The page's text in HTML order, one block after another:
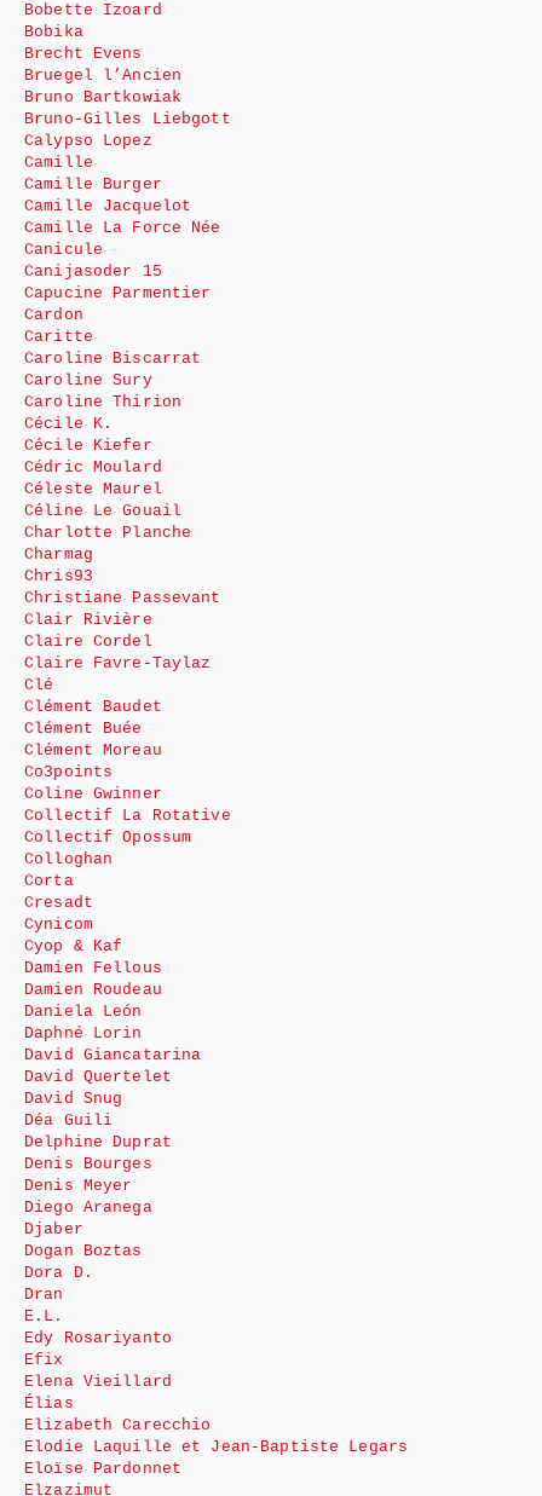
Bobette Izoard
Bobika
Brecht Evens
Bruegel l’Ancien
Bruno Bartkowiak
Bruno-Gilles Liebgott
Calypso Lopez
Camille
Camille Burger
Camille Jacquelot
Camille La Force Née
Canicule
Canijasoder 15
Capucine Parmentier
Cardon
Caritte
Caroline Biscarrat
Caroline Sury
Caroline Thirion
Cécile K.
Cécile Kiefer
Cédric Moulard
Céleste Maurel
Céline Le Gouail
Charlotte Planche
Charmag
Chris93
Christiane Passevant
Clair Rivière
Claire Cordel
Claire Favre-Taylaz
Clé
Clément Baudet
Clément Buée
Clément Moreau
Co3points
Coline Gwinner
Collectif La Rotative
Collectif Opossum
Colloghan
Corta
Cresadt
Cynicom
Cyop & Kaf
Damien Fellous
Damien Roudeau
Daniela León
Daphné Lorin
David Giancatarina
David Quertelet
David Snug
Déa Guili
Delphine Duprat
Denis Bourges
Denis Meyer
Diego Aranega
Djaber
Dogan Boztas
Dora D.
Dran
E.L.
Edy Rosariyanto
Efix
Elena Vieillard
Élias
Elizabeth Carecchio
Elodie Laquille et Jean-Baptiste Legars
Eloïse Pardonnet
Elzazimut